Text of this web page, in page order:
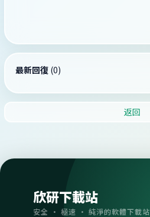
最新回復 (0)
返回
欣研下載站
安全 · 極速 · 純淨的軟體下載站